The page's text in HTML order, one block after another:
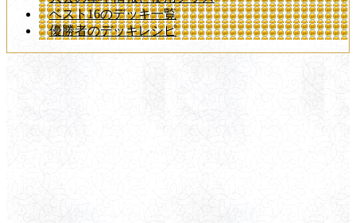
ベスト16のデッキ一覧
優勝者のデッキレシピ